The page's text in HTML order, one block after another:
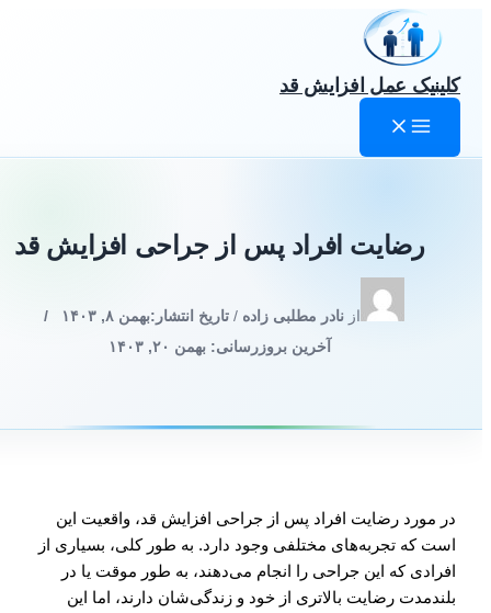
محتواکلینیک عمل افزایش قد
رضایت افراد پس از جراحی افزایش قد
از نادر مطلبی زاده/تاریخ انتشار: بهمن ۸, ۱۴۰۳
آخرین بروزرسانی: بهمن ۲۰, ۱۴۰۳
در مورد رضایت افراد پس از جراحی افزایش قد، واقعیت این
است که تجربه‌های مختلفی وجود دارد. به طور کلی، بسیاری از
افرادی که این جراحی را انجام می‌دهند، به طور موقت یا در
بلندمدت رضایت بالاتری از خود و زندگی‌شان دارند، اما این